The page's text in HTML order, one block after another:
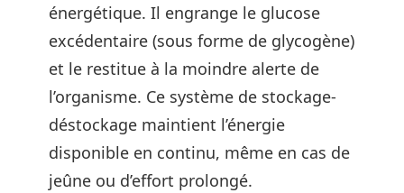
énergétique. Il engrange le glucose
excédentaire (sous forme de glycogène)
et le restitue à la moindre alerte de
l’organisme. Ce système de stockage-
déstockage maintient l’énergie
disponible en continu, même en cas de
jeûne ou d’effort prolongé.